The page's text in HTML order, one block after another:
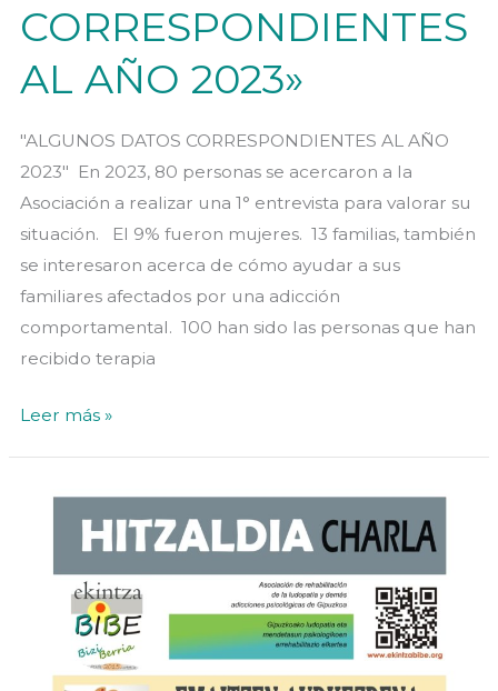
CORRESPONDIENTES
AL AÑO 2023»
"ALGUNOS DATOS CORRESPONDIENTES AL AÑO
2023" En 2023, 80 personas se acercaron a la
Asociación a realizar una 1° entrevista para valorar su
situación. El 9% fueron mujeres. 13 familias, también
se interesaron acerca de cómo ayudar a sus
familiares afectados por una adicción
comportamental. 100 han sido las personas que han
recibido terapia
«ALGUNOS
2023»
Leer más »